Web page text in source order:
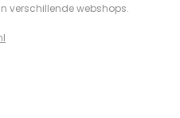
verschillende webshops.